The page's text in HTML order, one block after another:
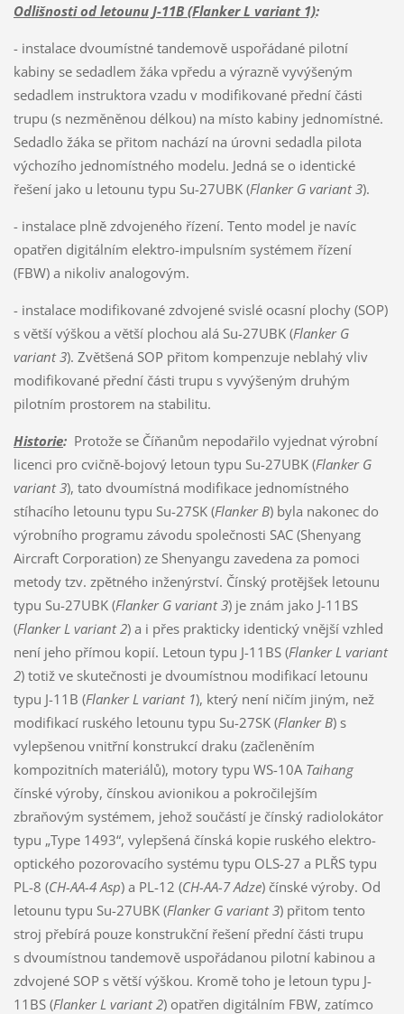
Odlišnosti od letounu J-11B (Flanker L variant 1):
- instalace dvoumístné tandemově uspořádané pilotní
kabiny se sedadlem žáka vpředu a výrazně vyvýšeným
sedadlem instruktora vzadu v modifikované přední části
trupu (s nezměněnou délkou) na místo kabiny jednomístné.
Sedadlo žáka se přitom nachází na úrovni sedadla pilota
výchozího jednomístného modelu. Jedná se o identické
řešení jako u letounu typu Su-27UBK (Flanker G variant 3).
- instalace plně zdvojeného řízení. Tento model je navíc
opatřen digitálním elektro-impulsním systémem řízení
(FBW) a nikoliv analogovým.
- instalace modifikované zdvojené svislé ocasní plochy (SOP)
s větší výškou a větší plochou alá Su-27UBK (Flanker G
variant 3). Zvětšená SOP přitom kompenzuje neblahý vliv
modifikované přední části trupu s vyvýšeným druhým
pilotním prostorem na stabilitu.
Historie:Protože se Číňanům nepodařilo vyjednat výrobní
licenci pro cvičně-bojový letoun typu Su-27UBK (Flanker G
variant 3), tato dvoumístná modifikace jednomístného
stíhacího letounu typu Su-27SK (Flanker B) byla nakonec do
výrobního programu závodu společnosti SAC (Shenyang
Aircraft Corporation) ze Shenyangu zavedena za pomoci
metody tzv. zpětného inženýrství. Čínský protějšek letounu
typu Su-27UBK (Flanker G variant 3) je znám jako J-11BS
(Flanker L variant 2) a i přes prakticky identický vnější vzhled
není jeho přímou kopií. Letoun typu J-11BS (Flanker L variant
2) totiž ve skutečnosti je dvoumístnou modifikací letounu
typu J-11B (Flanker L variant 1), který není ničím jiným, než
modifikací ruského letounu typu Su-27SK (Flanker B) s
vylepšenou vnitřní konstrukcí draku (začleněním
kompozitních materiálů), motory typu WS-10A Taihang
čínské výroby, čínskou avionikou a pokročilejším
zbraňovým systémem, jehož součástí je čínský radiolokátor
typu „Type 1493“, vylepšená čínská kopie ruského elektro-
optického pozorovacího systému typu OLS-27 a PLŘS typu
PL-8 (CH-AA-4 Asp) a PL-12 (CH-AA-7 Adze) čínské výroby. Od
letounu typu Su-27UBK (Flanker G variant 3) přitom tento
stroj přebírá pouze konstrukční řešení přední části trupu
s dvoumístnou tandemově uspořádanou pilotní kabinou a
zdvojené SOP s větší výškou. Kromě toho je letoun typu J-
11BS (Flanker L variant 2) opatřen digitálním FBW, zatímco